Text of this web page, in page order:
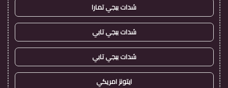
شدات ببجي تمارا
شدات ببجي تابي
شدات ببجي تابي
ايتونز امريكي